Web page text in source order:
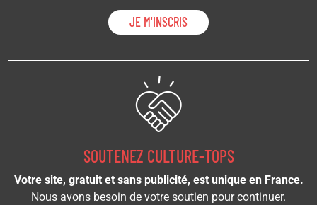
JE M'INSCRIS
SOUTENEZ CULTURE-TOPS
Votre site, gratuit et sans publicité, est unique en France.
Nous avons besoin de votre soutien pour continuer.